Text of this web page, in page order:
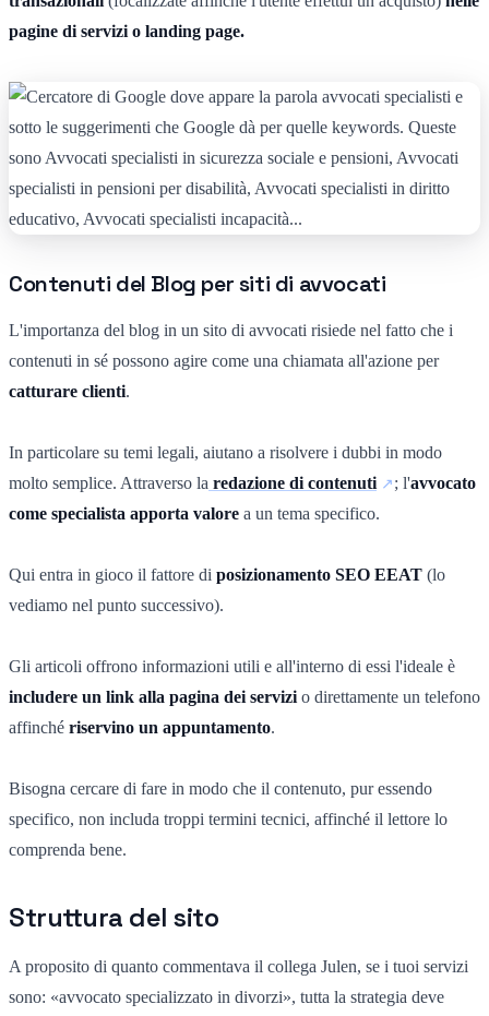
pagine di servizi o landing page.
Contenuti del Blog per siti di avvocati
L'importanza del blog in un sito di avvocati risiede nel fatto che i
contenuti in sé possono agire come una chiamata all'azione per
catturare clienti.
In particolare su temi legali, aiutano a risolvere i dubbi in modo
molto semplice. Attraverso la redazione di contenuti ; l'avvocato
come specialista apporta valore a un tema specifico.
Qui entra in gioco il fattore di posizionamento SEO EEAT (lo
vediamo nel punto successivo).
Gli articoli offrono informazioni utili e all'interno di essi l'ideale è
includere un link alla pagina dei servizi o direttamente un telefono
affinché riservino un appuntamento.
Bisogna cercare di fare in modo che il contenuto, pur essendo
specifico, non includa troppi termini tecnici, affinché il lettore lo
comprenda bene.
Struttura del sito
A proposito di quanto commentava il collega Julen, se i tuoi servizi
sono: «avvocato specializzato in divorzi», tutta la strategia deve